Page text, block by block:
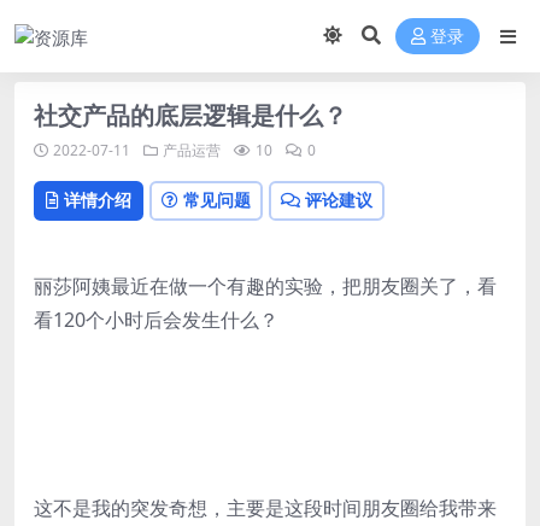
登录
社交产品的底层逻辑是什么？
2022-07-11 产品运营 10 0
详情介绍 常见问题 评论建议
丽莎阿姨最近在做一个有趣的实验，把朋友圈关了，看
看120个小时后会发生什么？
这不是我的突发奇想，主要是这段时间朋友圈给我带来